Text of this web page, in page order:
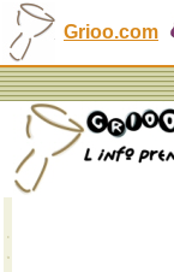
Grioo.com